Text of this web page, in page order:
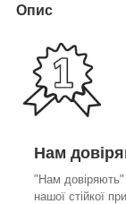
Опис
Нам
"Нам довіряють"
нашої стійкої